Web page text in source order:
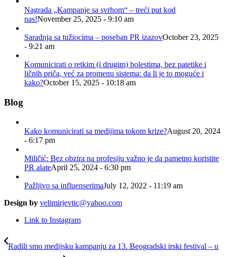
Nagrada „Kampanje sa svrhom“ – treći put kod
nas!November 25, 2025 - 9:10 am
Saradnja sa tužiocima – poseban PR izazovOctober 23, 2025
- 9:21 am
Komunicirati o retkim (i drugim) bolestima, bez patetike i
ličnih priča, već za promenu sistema: da li je to moguće i
kako?October 15, 2025 - 10:18 am
Blog
Kako komunicirati sa medijima tokom krize?August 20, 2024
- 6:17 pm
Miličić: Bez obzira na profesiju važno je da pametno koristite
PR alateApril 25, 2024 - 6:30 pm
Pažljivo sa influenserimaJuly 12, 2022 - 11:19 am
Design by velimirjevtic@yahoo.com
Link to Instagram
Radili smo medijsku kampanju za 13. Beogradski irski festival – u